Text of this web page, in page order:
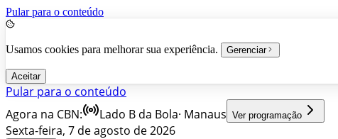
Pular para o conteúdo
Usamos cookies para melhorar sua experiência. Gerenciar
Aceitar
Pular para o conteúdo
Agora na CBN:
Lado B da Bola· Manaus Ver programação
Sexta-feira, 7 de agosto de 2026